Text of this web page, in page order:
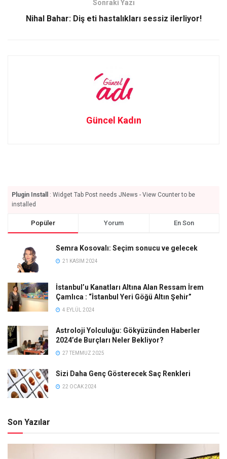
k
n
Sonraki Yazı
Nihal Bahar: Diş eti hastalıkları sessiz ilerliyor!
Güncel Kadın
Plugin Install
: Widget Tab Post needs JNews - View Counter to be
installed
Popüler Yorum En Son
Semra Kosovalı: Seçim sonucu ve gelecek
21 KASIM 2024
İstanbul’u Kanatları Altına Alan Ressam İrem
Çamlıca : “İstanbul Yeri Göğü Altın Şehir”
4 EYLÜL 2024
Astroloji Yolculuğu: Gökyüzünden Haberler
2024’de Burçları Neler Bekliyor?
27 TEMMUZ 2025
Sizi Daha Genç Gösterecek Saç Renkleri
22 OCAK 2024
Son Yazılar